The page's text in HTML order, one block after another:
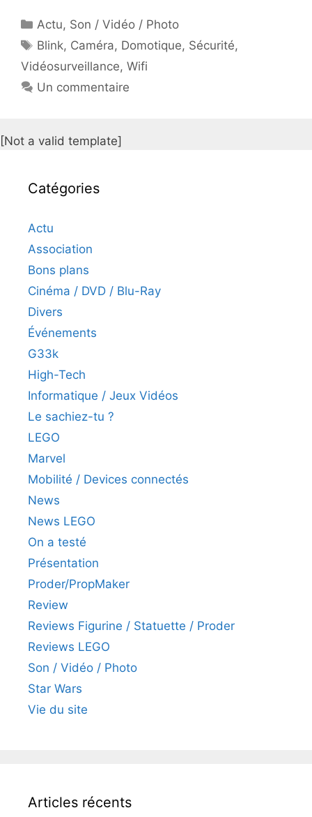
Catégories
Actu, Son / Vidéo / Photo
Étiquettes
Blink, Caméra, Domotique, Sécurité,
Vidéosurveillance, Wifi
Un commentaire
[Not a valid template]
Catégories
Actu
Association
Bons plans
Cinéma / DVD / Blu-Ray
Divers
Événements
G33k
High-Tech
Informatique / Jeux Vidéos
Le sachiez-tu ?
LEGO
Marvel
Mobilité / Devices connectés
News
News LEGO
On a testé
Présentation
Proder/PropMaker
Review
Reviews Figurine / Statuette / Proder
Reviews LEGO
Son / Vidéo / Photo
Star Wars
Vie du site
Articles récents